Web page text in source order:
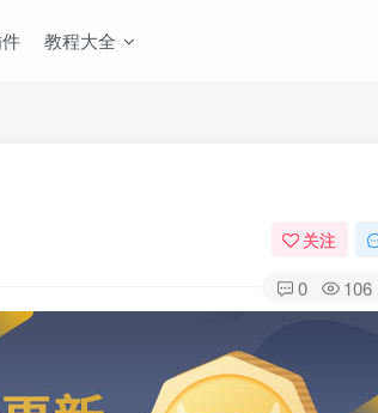
教程大全
关注
0 106